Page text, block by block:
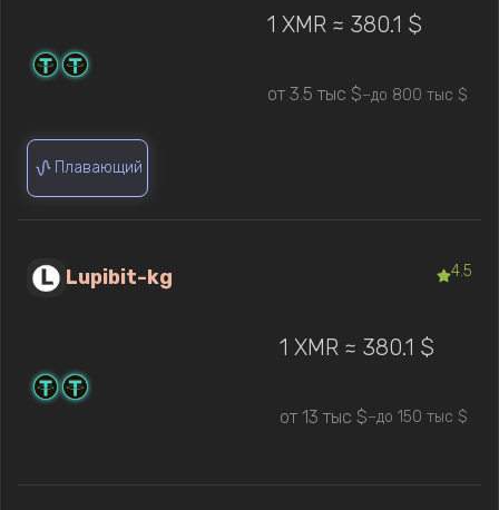
1 XMR ≈ 380.1 $
от 3.5 тыс $—до 800 тыс $
Плавающий
Lupibit-kg 4.5
1 XMR ≈ 380.1 $
от 13 тыс $—до 150 тыс $